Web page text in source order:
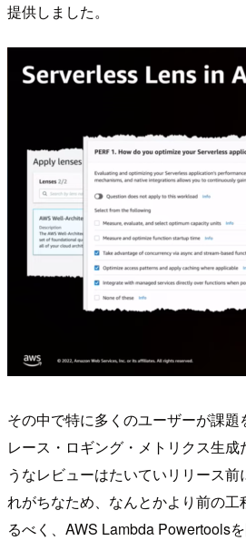
提供しました。
その中で特に多くのユーザーが課題
レース・ロギング・メトリクス生成
うなレビューはたいていリリース
れがちなため、なんとかより前の
るべく、AWS Lambda Powertools